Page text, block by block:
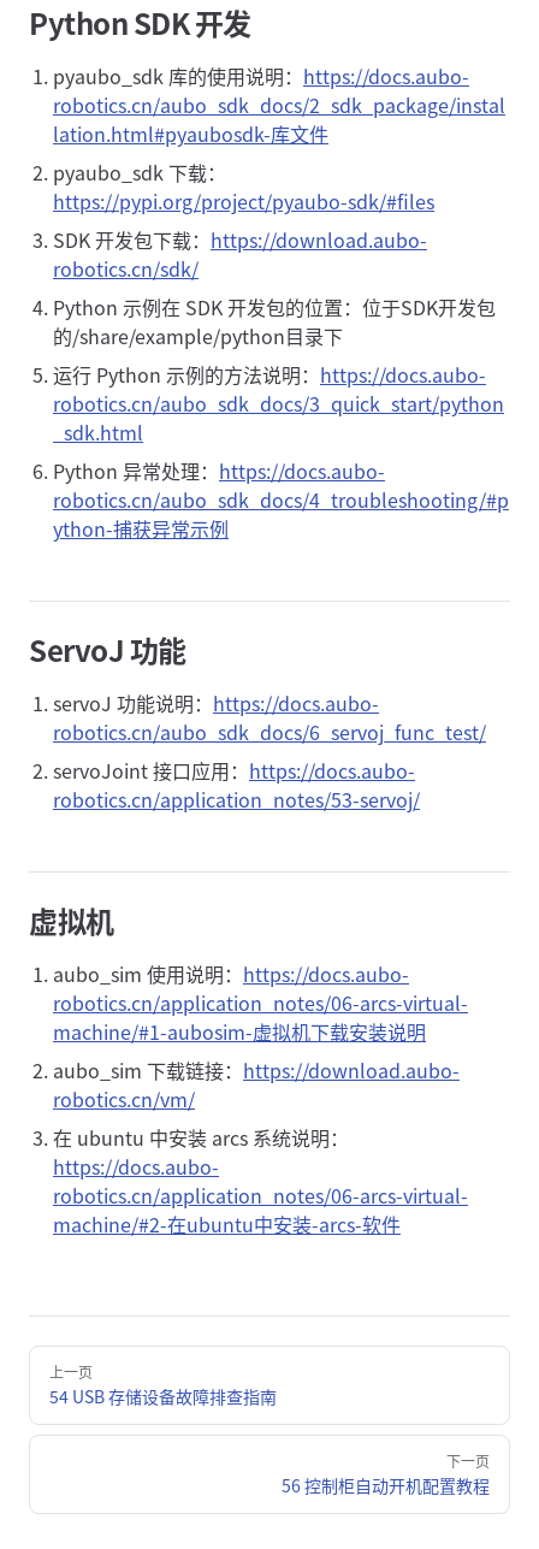
Python SDK 开发
pyaubo_sdk 库的使用说明： https://docs.aubo-
robotics.cn/aubo_sdk_docs/2_sdk_package/instal
lation.html#pyaubosdk-库文件
pyaubo_sdk 下载：
https://pypi.org/project/pyaubo-sdk/#files
SDK 开发包下载： https://download.aubo-
robotics.cn/sdk/
Python 示例在 SDK 开发包的位置：位于SDK开发包
的/share/example/python目录下
运行 Python 示例的方法说明： https://docs.aubo-
robotics.cn/aubo_sdk_docs/3_quick_start/python
_sdk.html
Python 异常处理： https://docs.aubo-
robotics.cn/aubo_sdk_docs/4_troubleshooting/#p
ython-捕获异常示例
ServoJ 功能
servoJ 功能说明： https://docs.aubo-
robotics.cn/aubo_sdk_docs/6_servoj_func_test/
servoJoint 接口应用： https://docs.aubo-
robotics.cn/application_notes/53-servoj/
虚拟机
aubo_sim 使用说明： https://docs.aubo-
robotics.cn/application_notes/06-arcs-virtual-
machine/#1-aubosim-虚拟机下载安装说明
aubo_sim 下载链接： https://download.aubo-
robotics.cn/vm/
在 ubuntu 中安装 arcs 系统说明：
https://docs.aubo-
robotics.cn/application_notes/06-arcs-virtual-
machine/#2-在ubuntu中安装-arcs-软件
Pager上一页
54 USB 存储设备故障排查指南
下一页
56 控制柜自动开机配置教程